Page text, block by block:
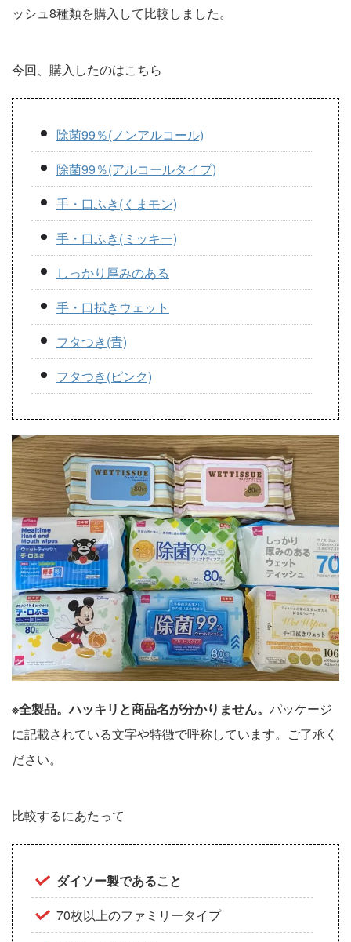
ッシュ8種類を購入して比較しました。
今回、購入したのはこちら
除菌99％(ノンアルコール)
除菌99％(アルコールタイプ)
手・口ふき(くまモン)
手・口ふき(ミッキー)
しっかり厚みのある
手・口拭きウェット
フタつき(青)
フタつき(ピンク)
※全製品。ハッキリと商品名が分かりません。 パッケージ
に記載されている文字や特徴で呼称しています。ご了承く
ださい。
比較するにあたって
ダイソー製であること
70枚以上のファミリータイプ